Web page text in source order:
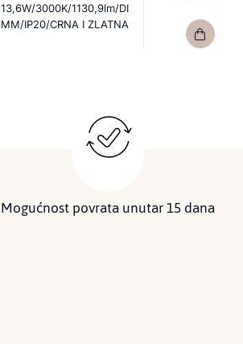
13,6W/3000K/1130,9lm/DI
MM/IP20/CRNA I ZLATNA
Mogućnost povrata unutar 15 dana